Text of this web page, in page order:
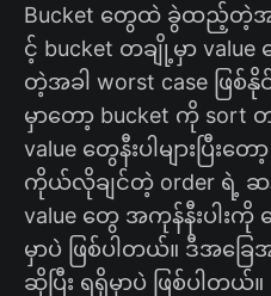
Bucket တွေထဲ ခွဲထည့်တဲ့အ
င့် bucket တချို့မှာ value
တဲ့အခါ worst case ဖြ
မှာတော့ bucket ကို
value တွေနီးပါများပြီးတ
ကိုယ်လိုချင်တဲ့ order ရဲ့
value တွေ အကုန်နီးပါးကို
မှာပဲ ဖြစ်ပါတယ်။ ဒီအခြ
ဆိုပြီး ရရှိမှာပဲ ဖြစ်ပါတယ်။